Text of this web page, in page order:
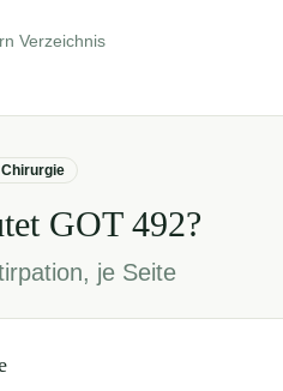
Verzeichnis
GOT 492?
je Seite